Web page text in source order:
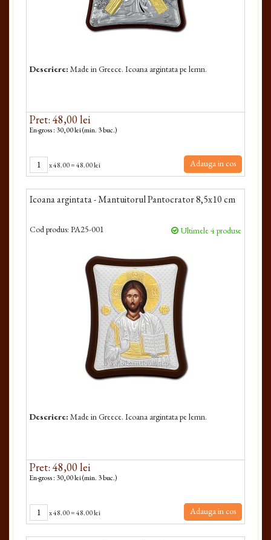
Descriere: Made in Greece. Icoana argintata pe lemn.
Pret: 48,00 lei
En-gross : 30,00 lei (min. 3 buc.)
x48.00=48.00 lei Adauga in cos
Icoana argintata - Mantuitorul Pantocrator 8,5x10 cm
Cod produs: PA25-001 Ultimele 4 produse
Descriere: Made in Greece. Icoana argintata pe lemn.
Pret: 48,00 lei
En-gross : 30,00 lei (min. 3 buc.)
x48.00=48.00 lei Adauga in cos